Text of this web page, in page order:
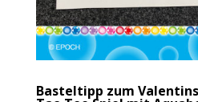
Basteltipp zum